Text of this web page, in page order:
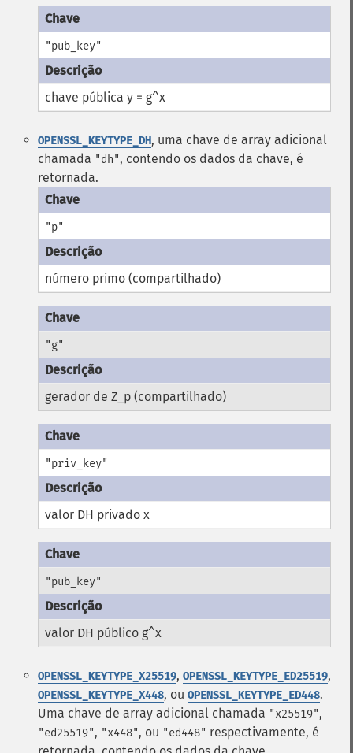
"pub_key"
chave pública y = g^x
OPENSSL_KEYTYPE_DH, uma chave de array adicional
chamada "dh", contendo os dados da chave, é
retornada.
"p"
número primo (compartilhado)
"g"
gerador de Z_p (compartilhado)
"priv_key"
valor DH privado x
"pub_key"
valor DH público g^x
OPENSSL_KEYTYPE_X25519, OPENSSL_KEYTYPE_ED25519,
OPENSSL_KEYTYPE_X448, ou OPENSSL_KEYTYPE_ED448.
Uma chave de array adicional chamada "x25519",
"ed25519", "x448", ou "ed448" respectivamente, é